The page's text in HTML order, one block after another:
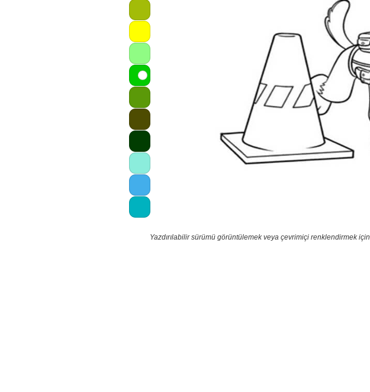
Yazdırılabilir sürümü görüntülemek veya çevrimiçi renklendirmek için